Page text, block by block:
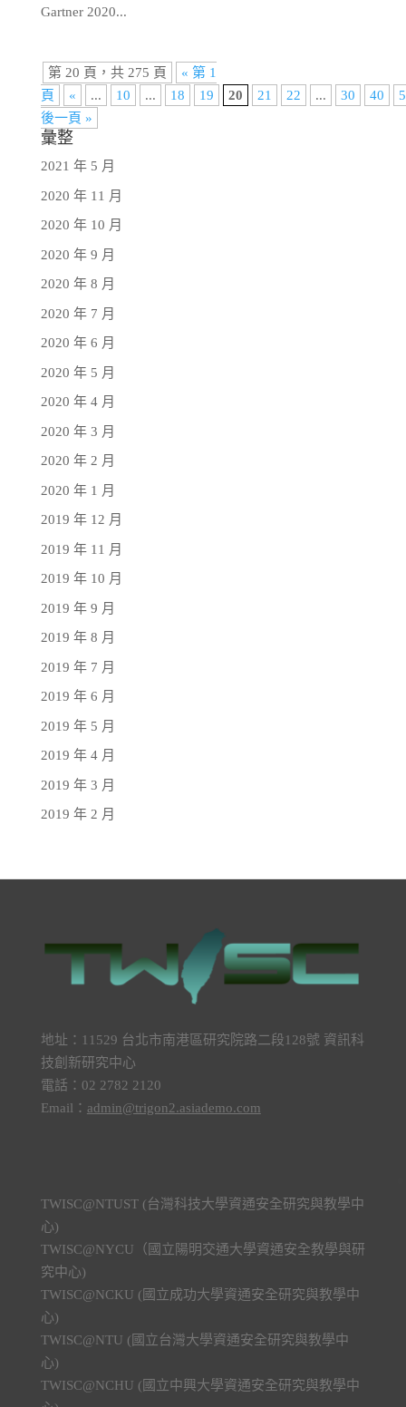
Gartner 2020...
第 20 頁，共 275 頁
« 第 1
頁
« ... 10 ... 18 19 20 21 22 ... 30 40
後一頁 »
彙整
2021 年 5 月
2020 年 11 月
2020 年 10 月
2020 年 9 月
2020 年 8 月
2020 年 7 月
2020 年 6 月
2020 年 5 月
2020 年 4 月
2020 年 3 月
2020 年 2 月
2020 年 1 月
2019 年 12 月
2019 年 11 月
2019 年 10 月
2019 年 9 月
2019 年 8 月
2019 年 7 月
2019 年 6 月
2019 年 5 月
2019 年 4 月
2019 年 3 月
2019 年 2 月
地址：11529 台北市南港區研究院路二段128號 資訊科
技創新研究中心
電話：02 2782 2120
Email： admin@trigon2.asiademo.com
TWISC@NTUST (台灣科技大學資通安全研究與教學中
心)
TWISC@NYCU（國立陽明交通大學資通安全教學與研
究中心)
TWISC@NCKU (國立成功大學資通安全研究與教學中
心)
TWISC@NTU (國立台灣大學資通安全研究與教學中
心)
TWISC@NCHU (國立中興大學資通安全研究與教學中